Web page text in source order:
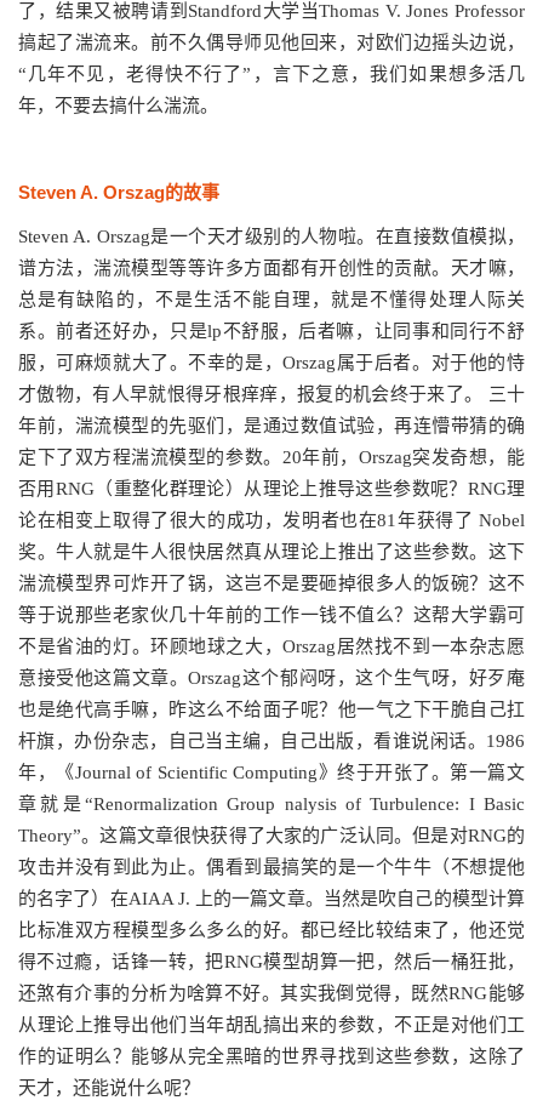
了，结果又被聘请到Standford大学当Thomas V. Jones Professor
搞起了湍流来。前不久偶导师见他回来，对欧们边摇头边说，
“几年不见，老得快不行了”，言下之意，我们如果想多活几
年，不要去搞什么湍流。
Steven A. Orszag的故事
Steven A. Orszag是一个天才级别的人物啦。在直接数值模拟，
谱方法，湍流模型等等许多方面都有开创性的贡献。天才嘛，
总是有缺陷的，不是生活不能自理，就是不懂得处理人际关
系。前者还好办，只是lp不舒服，后者嘛，让同事和同行不舒
服，可麻烦就大了。不幸的是，Orszag属于后者。对于他的恃
才傲物，有人早就恨得牙根痒痒，报复的机会终于来了。 三十
年前，湍流模型的先驱们，是通过数值试验，再连懵带猜的确
定下了双方程湍流模型的参数。20年前，Orszag突发奇想，能
否用RNG（重整化群理论）从理论上推导这些参数呢？RNG理
论在相变上取得了很大的成功，发明者也在81年获得了 Nobel
奖。牛人就是牛人很快居然真从理论上推出了这些参数。这下
湍流模型界可炸开了锅，这岂不是要砸掉很多人的饭碗？这不
等于说那些老家伙几十年前的工作一钱不值么？这帮大学霸可
不是省油的灯。环顾地球之大，Orszag居然找不到一本杂志愿
意接受他这篇文章。Orszag这个郁闷呀，这个生气呀，好歹庵
也是绝代高手嘛，昨这么不给面子呢？他一气之下干脆自己扛
杆旗，办份杂志，自己当主编，自己出版，看谁说闲话。1986
年，《Journal of Scientific Computing》终于开张了。第一篇文
章就是“Renormalization Group nalysis of Turbulence: I Basic
Theory”。这篇文章很快获得了大家的广泛认同。但是对RNG的
攻击并没有到此为止。偶看到最搞笑的是一个牛牛（不想提他
的名字了）在AIAA J. 上的一篇文章。当然是吹自己的模型计算
比标准双方程模型多么多么的好。都已经比较结束了，他还觉
得不过瘾，话锋一转，把RNG模型胡算一把，然后一桶狂批，
还煞有介事的分析为啥算不好。其实我倒觉得，既然RNG能够
从理论上推导出他们当年胡乱搞出来的参数，不正是对他们工
作的证明么？能够从完全黑暗的世界寻找到这些参数，这除了
天才，还能说什么呢？